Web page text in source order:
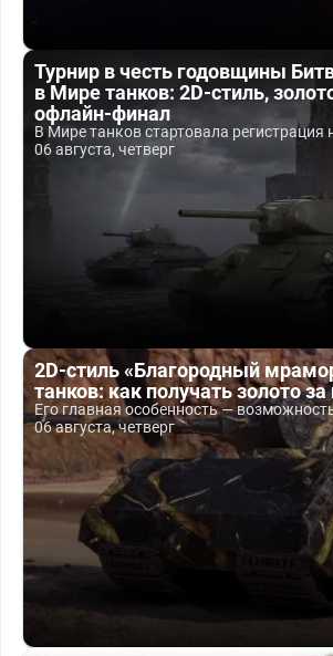
Турнир в честь годовщины
в Мире танков: 2D-стиль,
офлайн-финал
В Мире танков стартовала регистрация
06 августа, четверг
2D-стиль «Благородный
танков: как получать золото
Его главная особенность —
06 августа, четверг